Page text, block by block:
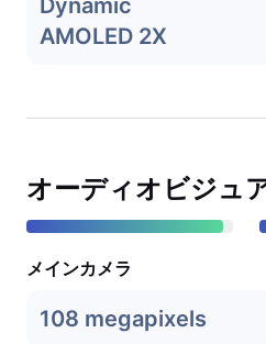
Dynamic
AMOLED 2X
オーディオビジュ
メインカメラ
108 megapixels